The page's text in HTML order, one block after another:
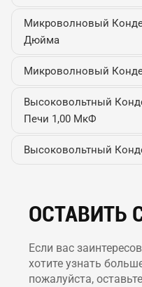
Микроволновый
Дюйма
Микроволновый
Высоковольтный
Печи 1,00 МкФ
Высоковольтный
ОСТАВИТЬ
Если вас
хотите узнать
пожалуйста,